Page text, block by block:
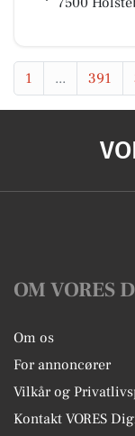
1 ... 391
OM VORES
Om os
For annoncører
Vilkår og
Kontakt VORES